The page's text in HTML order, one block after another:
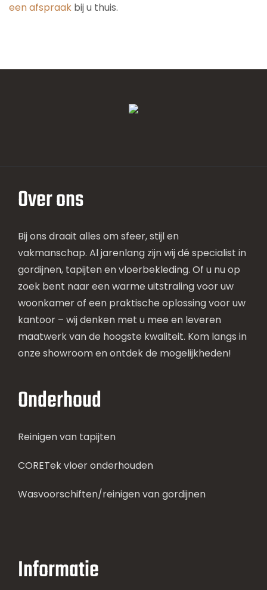
een afspraak bij u thuis.
Over ons
Bij ons draait alles om sfeer, stijl en
vakmanschap. Al jarenlang zijn wij dé specialist in
gordijnen, tapijten en vloerbekleding. Of u nu op
zoek bent naar een warme uitstraling voor uw
woonkamer of een praktische oplossing voor uw
kantoor – wij denken met u mee en leveren
maatwerk van de hoogste kwaliteit. Kom langs in
onze showroom en ontdek de mogelijkheden!
Onderhoud
Reinigen van tapijten
CORETek vloer onderhouden
Wasvoorschiften/reinigen van gordijnen
Informatie